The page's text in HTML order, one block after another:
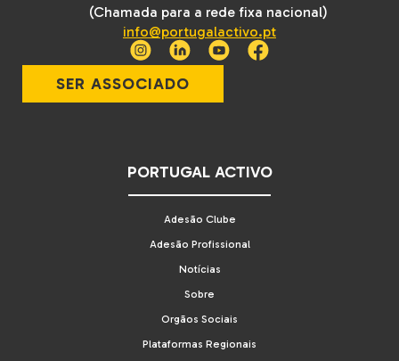
(Chamada para a rede fixa nacional)
info@portugalactivo.pt
SER ASSOCIADO
PORTUGAL ACTIVO
Adesão Clube
Adesão Profissional
Notícias
Sobre
Orgãos Sociais
Plataformas Regionais